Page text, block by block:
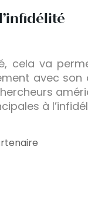
cela va
avec son
à